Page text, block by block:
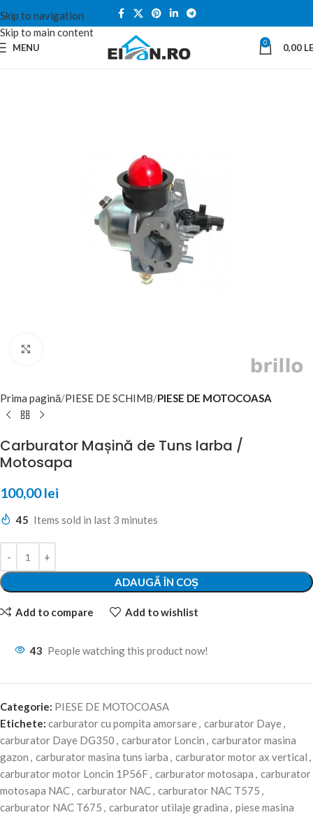
Skip to navigation
Skip to main content
MENU 0 0,00
Prima pagină PIESE DE SCHIMB PIESE DE MOTOCOASA
Carburator Mașină de Tuns Iarba /
Motosapa
100,00lei
45 Items sold in last 3 minutes
ADAUGĂ ÎN COȘ
Add to compare Add to wishlist
43 People watching this product now!
Categorie: PIESE DE MOTOCOASA
Etichete: carburator cu pompita amorsare, carburator Daye,
carburator Daye DG350 , carburator Loncin , carburator masina
gazon , carburator masina tuns iarba , carburator motor ax vertical ,
carburator motor Loncin 1P56F, carburator motosapa , carburator
motosapa NAC, carburator NAC, carburator NAC T575 ,
carburator NAC T675 , carburator utilaje gradina , piese masina